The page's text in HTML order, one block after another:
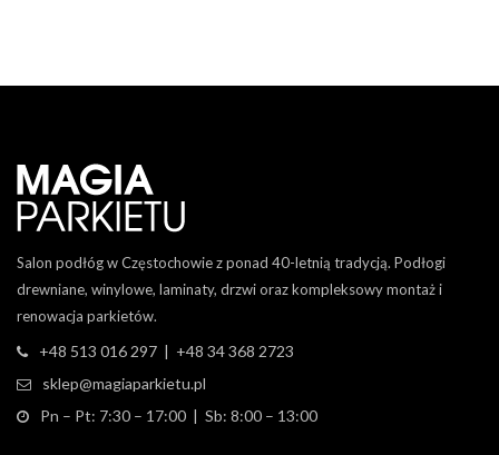
Salon podłóg w Częstochowie z ponad 40-letnią tradycją. Podłogi
drewniane, winylowe, laminaty, drzwi oraz kompleksowy montaż i
renowacja parkietów.
+48 513 016 297 | +48 34 368 2723
sklep@magiaparkietu.pl
Pn – Pt: 7:30 – 17:00 | Sb: 8:00 – 13:00